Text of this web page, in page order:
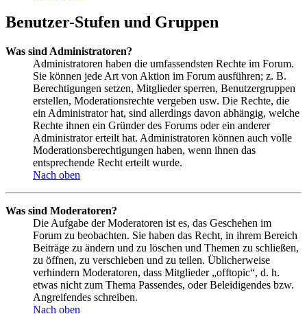
Benutzer-Stufen und Gruppen
Was sind Administratoren?
Administratoren haben die umfassendsten Rechte im Forum.
Sie können jede Art von Aktion im Forum ausführen; z. B.
Berechtigungen setzen, Mitglieder sperren, Benutzergruppen
erstellen, Moderationsrechte vergeben usw. Die Rechte, die
ein Administrator hat, sind allerdings davon abhängig, welche
Rechte ihnen ein Gründer des Forums oder ein anderer
Administrator erteilt hat. Administratoren können auch volle
Moderationsberechtigungen haben, wenn ihnen das
entsprechende Recht erteilt wurde.
Nach oben
Was sind Moderatoren?
Die Aufgabe der Moderatoren ist es, das Geschehen im
Forum zu beobachten. Sie haben das Recht, in ihrem Bereich
Beiträge zu ändern und zu löschen und Themen zu schließen,
zu öffnen, zu verschieben und zu teilen. Üblicherweise
verhindern Moderatoren, dass Mitglieder „offtopic“, d. h.
etwas nicht zum Thema Passendes, oder Beleidigendes bzw.
Angreifendes schreiben.
Nach oben